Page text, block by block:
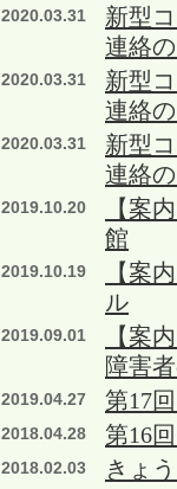
2020.03.31
新型
連絡
2020.03.31
新型
連絡
2020.03.31
新型
連絡
2019.10.20
【案
館
2019.10.19
【案
ル
2019.09.01
【案
障害
2019.04.27 第17
2018.04.28 第16
2018.02.03 きょ